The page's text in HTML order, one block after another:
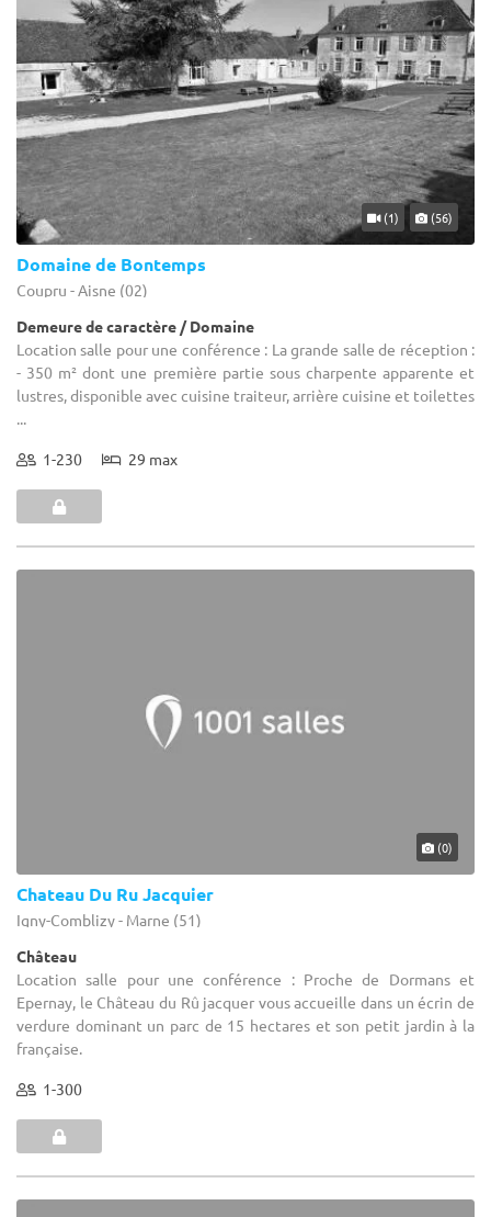
(1) (56)
Domaine de Bontemps
Coupru - Aisne (02)
Demeure de caractère / Domaine
Location salle pour une conférence : La grande salle de réception :
- 350 m² dont une première partie sous charpente apparente et
lustres, disponible avec cuisine traiteur, arrière cuisine et toilettes
...
1-230 29 max
(0)
Chateau Du Ru Jacquier
Igny-Comblizy - Marne (51)
Château
Location salle pour une conférence : Proche de Dormans et
Epernay, le Château du Rû jacquer vous accueille dans un écrin de
verdure dominant un parc de 15 hectares et son petit jardin à la
française.
1-300